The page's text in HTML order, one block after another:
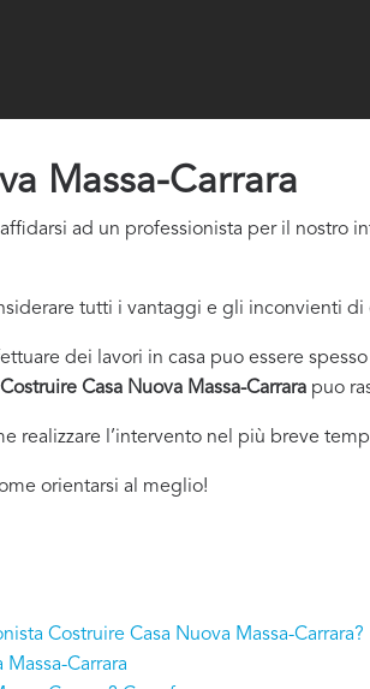
Massa-Carrara
ad un professionista per il nostro
tutti i vantaggi e gli inconvienti
dei lavori in casa puo essere
Costruire Casa Nuova Massa-Carrara puo
realizzare l’intervento nel più breve
orientarsi al meglio!
Costruire Casa Nuova Massa-Carrara?
Carrara